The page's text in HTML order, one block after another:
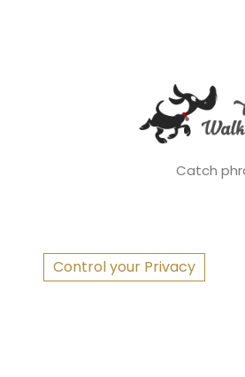
Catch
Control your Privacy